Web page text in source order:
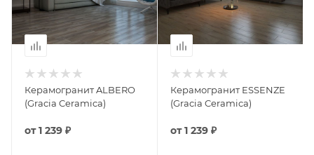
Керамогранит ALBERO
(Gracia Ceramica)
от1 239 ₽
Керамогранит ESSENZE
(Gracia Ceramica)
от1 239 ₽